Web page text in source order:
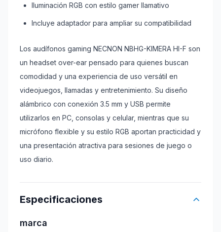
Iluminación RGB con estilo gamer llamativo
Incluye adaptador para ampliar su compatibilidad
Los audífonos gaming NECNON NBHG-KIMERA HI-F son
un headset over-ear pensado para quienes buscan
comodidad y una experiencia de uso versátil en
videojuegos, llamadas y entretenimiento. Su diseño
alámbrico con conexión 3.5 mm y USB permite
utilizarlos en PC, consolas y celular, mientras que su
micrófono flexible y su estilo RGB aportan practicidad y
una presentación atractiva para sesiones de juego o
uso diario.
Especificaciones
marca